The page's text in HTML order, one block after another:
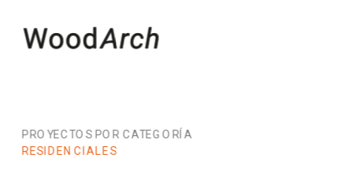
PROYECTOS POR CATEGORÍA
RESIDENCIALES